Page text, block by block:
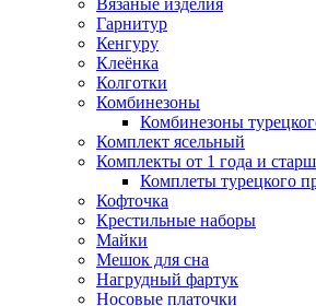
Гарнитур
Кенгуру
Клеёнка
Колготки
Комбинезоны
Комбинезоны
Комплект ясельный
Комплекты от 1 года и
Комплеты турецкого
Кофточка
Крестильные наборы
Майки
Мешок для сна
Нагрудный фартук
Носовые платочки